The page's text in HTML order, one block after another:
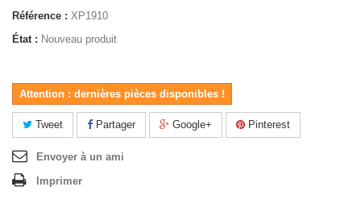
Référence : XP1910
État : Nouveau produit
Attention : dernières pièces disponibles !
Tweet Partager Google+ Pinterest
Envoyer à un ami
Imprimer